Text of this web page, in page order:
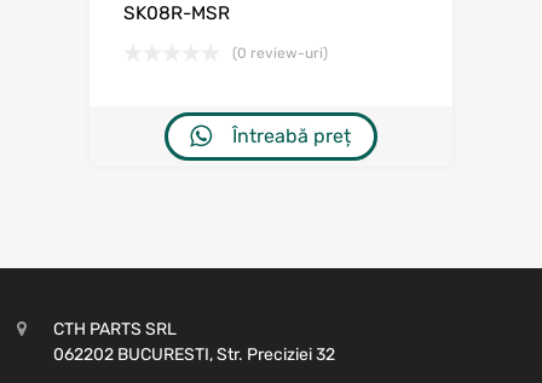
SK08R-MSR
(0 review-uri)
Întreabă preț
CTH PARTS SRL
062202 BUCURESTI, Str. Preciziei 32